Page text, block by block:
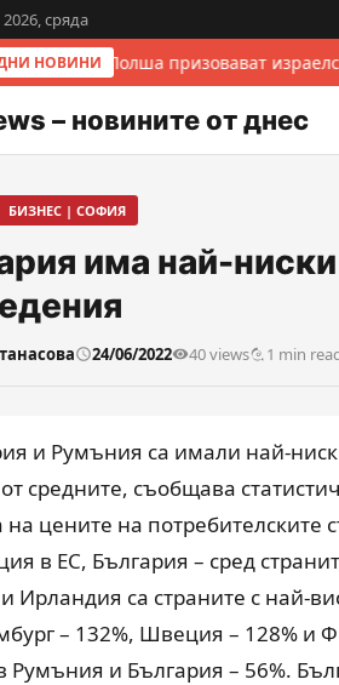
2026, сряда
НОВИНИ
Италия и Полша призовават
– новините от днес
БИЗНЕС | СОФИЯ
има най-
24/06/2022 40 views 1 min
и Румъния са имали най-
от средните, съобщава
на цените на потребителските
в ЕС, България – сред
Ирландия са страните с най-
– 132%, Швеция – 128% и
Румъния и България – 56%.